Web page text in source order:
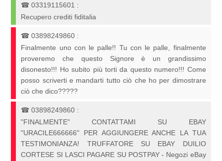
☎03319115601 :
Recupero crediti fiditalia
☎03898249860 :
Finalmente uno con le palle!! Tu con le palle, finalmente
proveremo che questo Signore è un grandissimo
disonesto!!! Ho subito più torti da questo numero!!! Come
posso scriverti e mandarti tutto ciò che ho per dimostrare
ciò che dico?????
☎03898249860 :
"FINALMENTE" CONTATTAMI SU EBAY
"URACILE666666" PER AGGIUNGERE ANCHE LA TUA
TESTIMONIANZA! TRUFFATORE SU EBAY DUILIO
CORTESE SI LASCI PAGARE SU POSTPAY - Negozi eBay